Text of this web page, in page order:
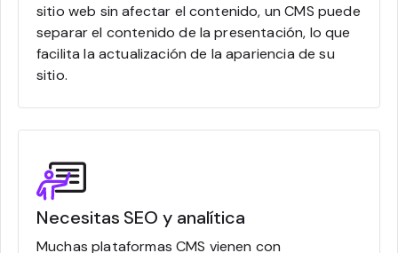
sitio web sin afectar el contenido, un CMS puede
separar el contenido de la presentación, lo que
facilita la actualización de la apariencia de su
sitio.
Necesitas SEO y analítica
Muchas plataformas CMS vienen con